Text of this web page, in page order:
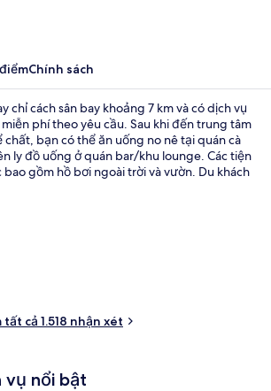
Chính sách
chỉ cách sân bay khoảng 7 km và có dịch vụ
phí theo yêu cầu. Sau khi đến trung tâm
bạn có thể ăn uống no nê tại quán cà
ly đồ uống ở quán bar/khu lounge. Các tiện
bao gồm hồ bơi ngoài trời và vườn. Du khách
tất cả 1.518 nhận xét
vụ nổi bật